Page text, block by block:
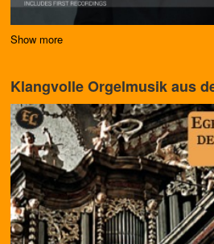
Show more
Klangvolle Orgelmusik aus